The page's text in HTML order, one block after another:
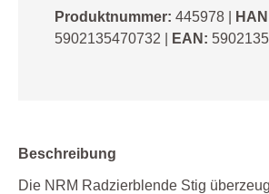
Produktnummer: 445978
5902135470732
EAN:
Beschreibung
Die NRM Radzierblende Stig